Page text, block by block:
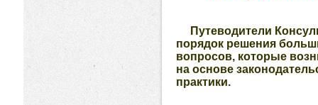
Путеводители
порядок решения
вопросов, которые
на основе
практики.